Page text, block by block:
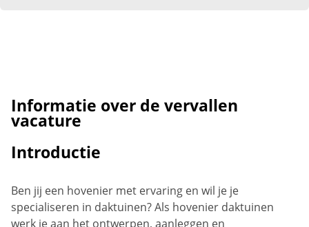
Informatie over de vervallen
vacature
Introductie
Ben jij een hovenier met ervaring en wil je je
specialiseren in daktuinen? Als hovenier daktuinen
werk je aan het ontwerpen, aanleggen en